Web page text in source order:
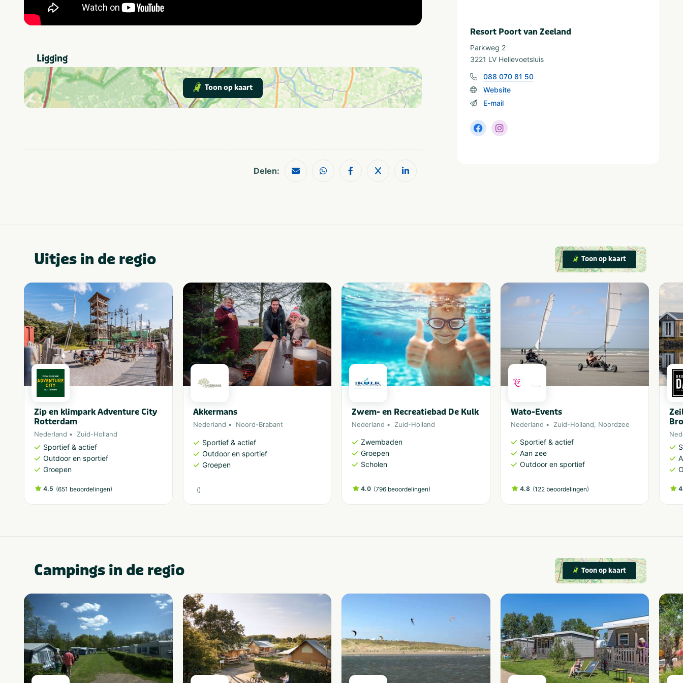
Ligging
Toon op kaart
Delen:
Resort Poort van Zeeland
Parkweg 2
3221 LV Hellevoetsluis
088 070 81 50
Website
E-mail
Uitjes in de regio Toon op kaart
Zip en klimpark Adventure City
Rotterdam
Nederland Zuid-Holland
Sportief & actief
Outdoor en sportief
Groepen
4.5 (651 beoordelingen)
Akkermans
Nederland Noord-Brabant
Sportief & actief
Outdoor en sportief
Groepen
()
Zwem- en Recreatiebad De Kulk
Nederland Zuid-Holland
Zwembaden
Groepen
Scholen
4.0 (796 beoordelingen)
Wato-Events
Nederland Zuid-Holland, Noordzee
Sportief & actief
Aan zee
Outdoor en sportief
4.8 (122 beoordelingen)
Campings in de regio Toon op kaart